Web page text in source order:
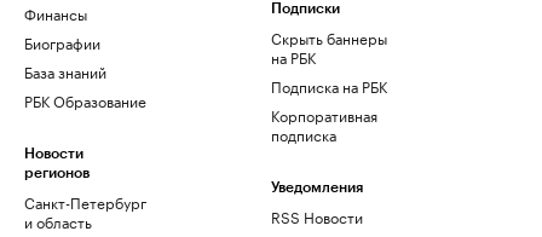
Финансы
Биографии
База знаний
РБК Образование
Новости
регионов
Санкт-Петербург
и область
Подписки
Скрыть баннеры
на РБК
Подписка на РБК
Корпоративная
подписка
Уведомления
RSS Новости